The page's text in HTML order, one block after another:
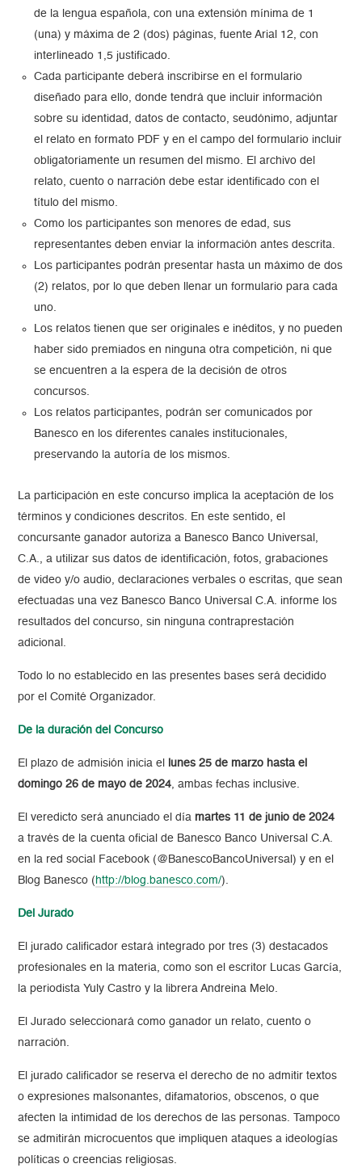
de la lengua española, con una extensión mínima de 1
(una) y máxima de 2 (dos) páginas, fuente Arial 12, con
interlineado 1,5 justificado.
Cadaparticipante deberá inscribirse en el formulario
diseñado para ello, donde tendrá que incluir información
sobre su identidad, datos de contacto, seudónimo, adjuntar
el relato en formato PDF y en el campo del formulario incluir
obligatoriamente un resumen del mismo. El archivo del
relato, cuento o narración debe estar identificado con el
título del mismo.
Como los participantes son menores de edad, sus
representantes deben enviar la información antes descrita.
Los participantes podrán presentar hasta un máximo de dos
(2) relatos, por lo que deben llenar un formulario para cada
uno.
Los relatos tienen que ser originales e inéditos, y no pueden
habersido premiados en ninguna otra competición, ni que
se encuentren a la espera de la decisión de otros
concursos.
Los relatos participantes, podrán ser comunicados por
Banesco en los diferentes canales institucionales,
preservando la autoría de los mismos.
La participación en este concurso implica la aceptación de los
términos y condiciones descritos. En este sentido, el
concursante ganador autoriza a Banesco Banco Universal,
C.A., a utilizar sus datos de identificación, fotos, grabaciones
de video y/o audio, declaraciones verbales o escritas, que sean
efectuadas una vez Banesco Banco Universal C.A. informe los
resultados del concurso, sin ninguna contraprestación
adicional.
Todo lo no establecido en las presentes bases será decidido
por el Comité Organizador.
De la duración del Concurso
El plazo de admisión inicia el
lunes 25 de marzo hasta el
domingo 26 de mayo de 2024, ambas fechas inclusive.
El veredicto será anunciado el día martes 11 de junio de 2024
a través de la cuenta oficial de Banesco Banco Universal C.A.
en la red social Facebook (@BanescoBancoUniversal) y en el
Blog Banesco ( http://blog.banesco.com/).
Del Jurado
El jurado calificador estará integrado por tres (3) destacados
profesionales en la materia, como son el escritor Lucas García,
la periodista Yuly Castro y la librera Andreina Melo.
El Jurado seleccionará como ganador un relato, cuento o
narración.
El jurado calificador se reserva el derecho de no admitir textos
o expresiones malsonantes, difamatorios, obscenos, o que
afecten la intimidad de los derechos de las personas. Tampoco
se admitirán microcuentos que impliquen ataques a ideologías
políticas o creencias religiosas.